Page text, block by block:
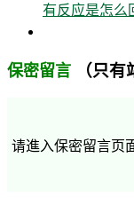
有反应是怎么
保密留言 （只有
请進入保密留言页